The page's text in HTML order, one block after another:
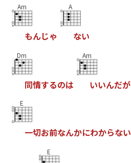
Am
もんじゃ
A
ない
Dm
同情するのは
Am
いいんだが
E
一切お前なんかにわからない
E